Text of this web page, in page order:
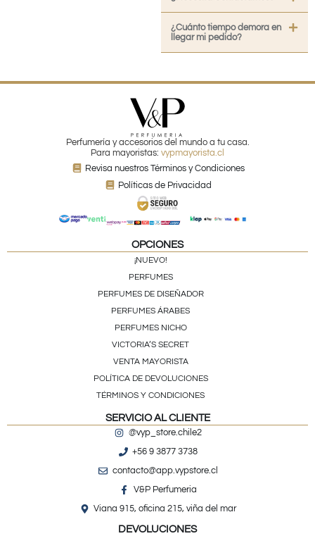
¿Cuánto tiempo demora en
llegar mi pedido?
Perfumería y accesorios del mundo a tu casa.
Para mayoristas: vypmayorista.cl
Revisa nuestros Términos y Condiciones
Políticas de Privacidad
OPCIONES
¡NUEVO!
PERFUMES
PERFUMES DE DISEÑADOR
PERFUMES ÁRABES
PERFUMES NICHO
VICTORIA’S SECRET
VENTA MAYORISTA
POLÍTICA DE DEVOLUCIONES
TÉRMINOS Y CONDICIONES
SERVICIO AL CLIENTE
@vyp_store.chile2
+56 9 3877 3738
contacto@app.vypstore.cl
V&P Perfumeria
Viana 915, oficina 215, viña del mar
DEVOLUCIONES